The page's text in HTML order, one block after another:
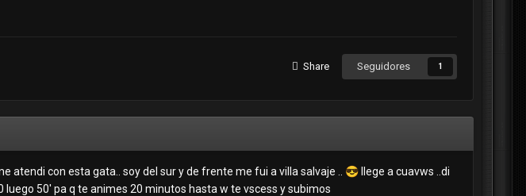
Share Seguidores 1
atendi con esta gata.. soy del sur y de frente me fui a villa salvaje .. 😎 llege a cuavws ..di
50' pa q te animes 20 minutos hasta w te vscess y subimos